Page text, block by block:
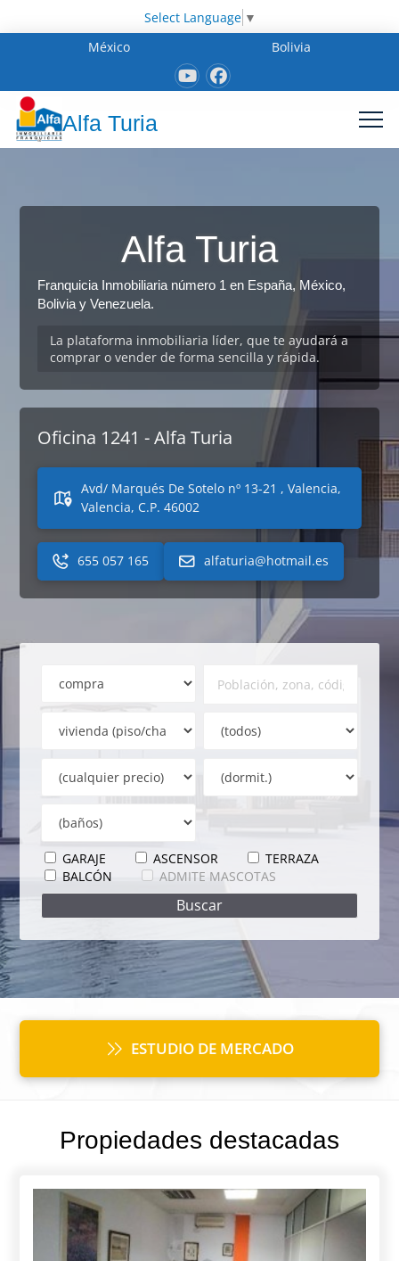
Select Language ▼
México
Bolivia
Alfa Turia
Alfa Turia
Franquicia Inmobiliaria número 1 en España, México,
Bolivia y Venezuela.
La plataforma inmobiliaria líder, que te ayudará a
comprar o vender de forma sencilla y rápida.
Oficina 1241 - Alfa Turia
Avd/ Marqués De Sotelo nº 13-21 , Valencia,
Valencia, C.P. 46002
655 057 165 alfaturia@hotmail.es
GARAJE ASCENSOR
TERRAZA
BALCÓN
ADMITE MASCOTAS
ESTUDIO DE MERCADO
Propiedades destacadas